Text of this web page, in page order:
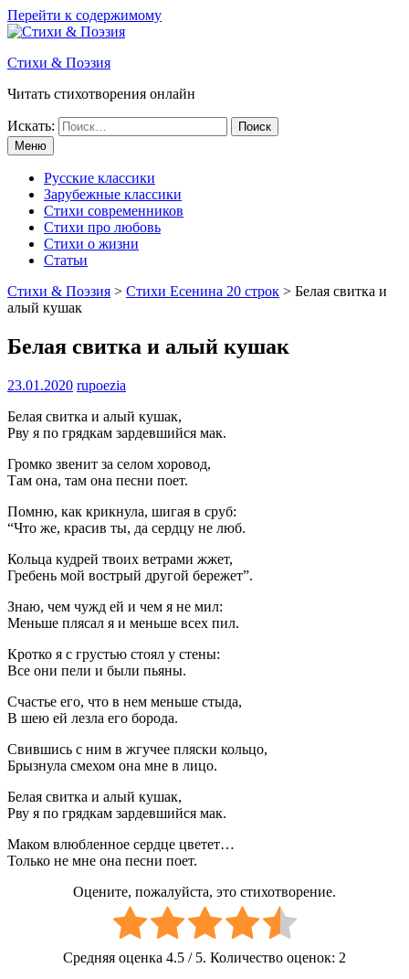
Перейти к содержимому
Стихи & Поэзия
Читать стихотворения онлайн
Искать:
Меню
Русские классики
Зарубежные классики
Стихи современников
Стихи про любовь
Стихи о жизни
Статьи
Стихи & Поэзия > Стихи Есенина 20 строк > Белая свитка и
алый кушак
Белая свитка и алый кушак
23.01.2020 rupoezia
Белая свитка и алый кушак,
Рву я по грядкам зардевшийся мак.
Громко звенит за селом хоровод,
Там она, там она песни поет.
Помню, как крикнула, шигая в сруб:
“Что же, красив ты, да сердцу не люб.
Кольца кудрей твоих ветрами жжет,
Гребень мой вострый другой бережет”.
Знаю, чем чужд ей и чем я не мил:
Меньше плясал я и меньше всех пил.
Кротко я с грустью стоял у стены:
Все они пели и были пьяны.
Счастье его, что в нем меньше стыда,
В шею ей лезла его борода.
Свившись с ним в жгучее пляски кольцо,
Брызнула смехом она мне в лицо.
Белая свитка и алый кушак,
Рву я по грядкам зардевшийся мак.
Маком влюбленное сердце цветет…
Только не мне она песни поет.
Оцените, пожалуйста, это стихотворение.
Средняя оценка 4.5 / 5. Количество оценок: 2